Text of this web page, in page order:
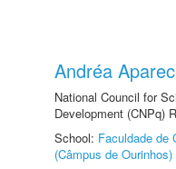
Andréa
National Council for
Development (CNPq)
School: Faculdade de
(Câmpus de Ourinhos)